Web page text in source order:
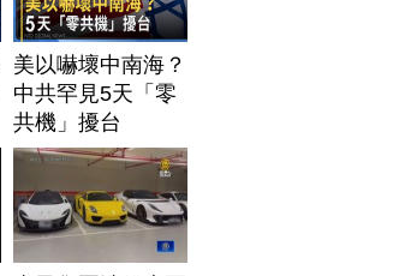
美以嚇壞中南海？
中共罕見5天「零
共機」擾台